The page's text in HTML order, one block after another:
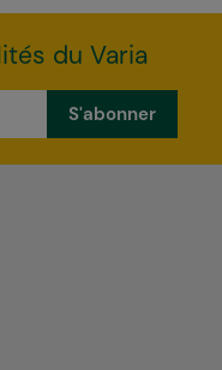
du Varia